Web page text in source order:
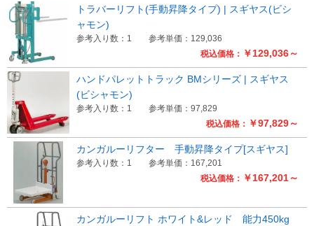
税込価格： ￥129,036～
トラバーリフト(手動昇降タイプ) | スギヤス(ビシ
ャモン)
参考入り数：1 参考単価：129,036
税込価格： ￥97,829～
ハンドパレットトラック BMシリーズ | スギヤス
(ビシャモン)
参考入り数：1 参考単価：97,829
税込価格： ￥167,201～
カンガルーリフター 手動昇降タイプ[スギヤス]
参考入り数：1 参考単価：167,201
カンガルーリフト ホワイト&レッド 能力450kg